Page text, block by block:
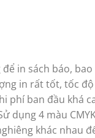
in sách báo, bao
in rất tốt, tốc
phí ban đầu khá
dụng 4 màu
khác nhau